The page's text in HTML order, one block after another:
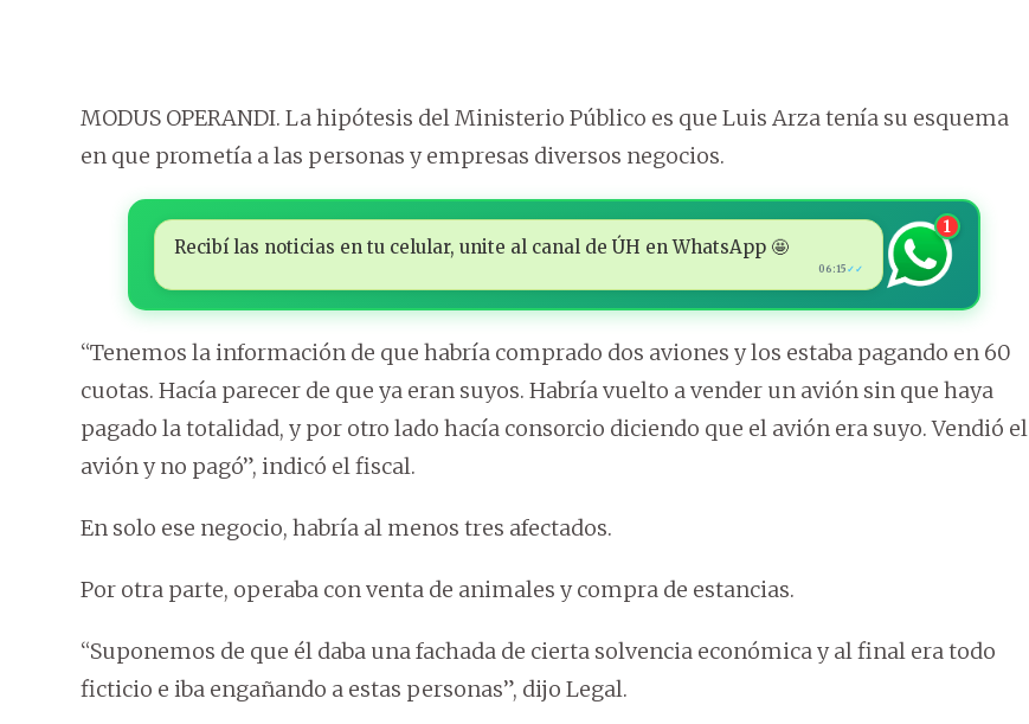
MODUS OPERANDI. La hipótesis del Ministerio Público es que Luis Arza tenía su esquema
en que prometía a las personas y empresas diversos negocios.
Recibí las noticias en tu celular, unite al canal de ÚH en WhatsApp 🤩
06:15 ✓✓
1
“Tenemos la información de que habría comprado dos aviones y los estaba pagando en 60
cuotas. Hacía parecer de que ya eran suyos. Habría vuelto a vender un avión sin que haya
pagado la totalidad, y por otro lado hacía consorcio diciendo que el avión era suyo. Vendió el
avión y no pagó”, indicó el fiscal.
En solo ese negocio, habría al menos tres afectados.
Por otra parte, operaba con venta de animales y compra de estancias.
“Suponemos de que él daba una fachada de cierta solvencia económica y al final era todo
ficticio e iba engañando a estas personas”, dijo Legal.